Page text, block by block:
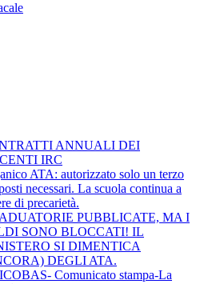
ANNUALI DEI
IRC
ATA: autorizzato solo un terzo
necessari. La scuola continua a
di precarietà.
PUBBLICATE, MA I
SONO BLOCCATI! IL
SI DIMENTICA
DEGLI ATA.
Comunicato stampa-La